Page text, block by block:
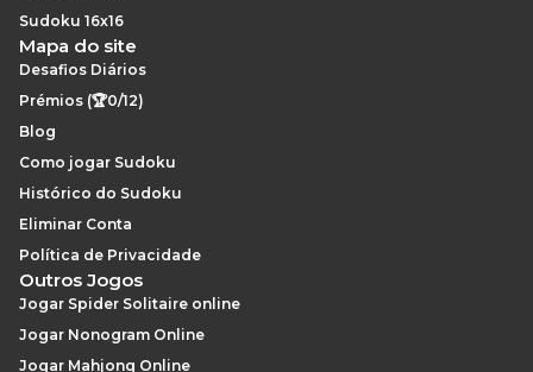
Sudoku 16x16
Mapa do site
Desafios Diários
Prémios (🏆0/12)
Blog
Como jogar Sudoku
Histórico do Sudoku
Eliminar Conta
Política de Privacidade
Outros Jogos
Jogar Spider Solitaire online
Jogar Nonogram Online
Jogar Mahjong Online